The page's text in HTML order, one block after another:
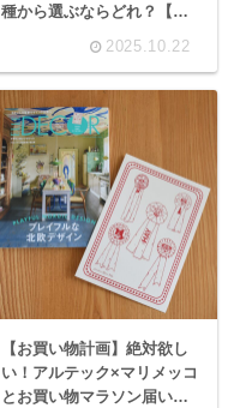
種から選ぶならどれ？【
2025.10.22
【お買い物計画】絶対欲し
い！アルテック×マリメッコ
とお買い物マラソン届いた